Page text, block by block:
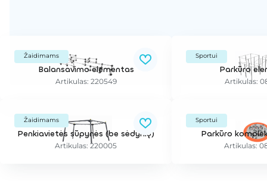
Žaidimams
Balansavimo elementas
Artikulas: 220549
Sportui
Parkūro
Artikulas:
Žaidimams
Penkiavietės sūpynės (be sėdynių)
Artikulas: 220005
Sportui
Parkūro
Artikulas: